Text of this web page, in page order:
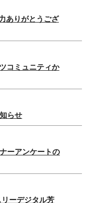
ありがとうござ
コミュニティか
らせ
ーアンケートの
リーデジタル芳